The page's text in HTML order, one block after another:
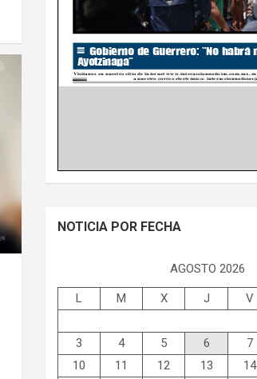
NOTICIA POR FECHA
AGOSTO 2026
L M X J V
3
4 5 6 7
10
11 12 13 14